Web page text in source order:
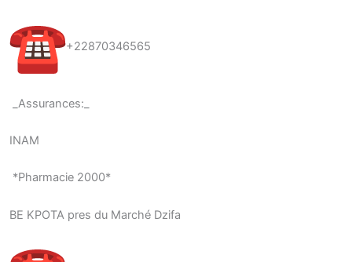
+22870346565
_Assurances:_
INAM
*Pharmacie 2000*
BE KPOTA pres du Marché Dzifa